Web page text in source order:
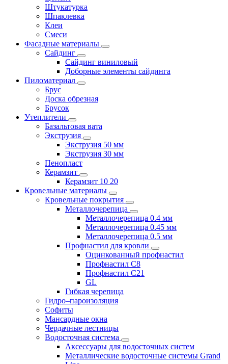
Штукатурка
Шпаклевка
Клеи
Смеси
Фасадные материалы
Сайдинг
Сайдинг виниловый
Доборные элементы сайдинга
Пиломатериал
Брус
Доска обрезная
Брусок
Утеплители
Базальтовая вата
Экструзия
Экструзия 50 мм
Экструзия 30 мм
Пенопласт
Керамзит
Керамзит 10 20
Кровельные материалы
Кровельные покрытия
Металлочерепица
Металлочерепица 0.4 мм
Металлочерепица 0.45 мм
Металлочерепица 0.5 мм
Профнастил для кровли
Оцинкованный профнастил
Профнастил С8
Профнастил С21
GL
Гибкая черепица
Гидро–пароизоляция
Софиты
Мансардные окна
Чердачные лестницы
Водосточная система
Аксессуары для водосточных систем
Металлические водосточные системы Grand